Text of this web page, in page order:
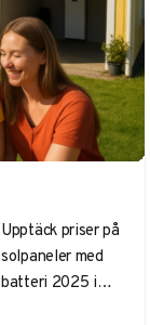
lönsamhet 2025.
Upptäck priser på
solpaneler med
batteri 2025 i